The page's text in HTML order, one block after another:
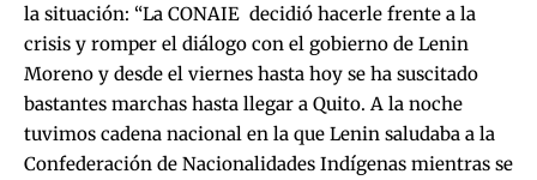
la situación: “La CONAIE decidió hacerle frente a la
crisis y romper el diálogo con el gobierno de Lenin
Moreno y desde el viernes hasta hoy se ha suscitado
bastantes marchas hasta llegar a Quito. A la noche
tuvimos cadena nacional en la que Lenin saludaba a la
Confederación de Nacionalidades Indígenas mientras se